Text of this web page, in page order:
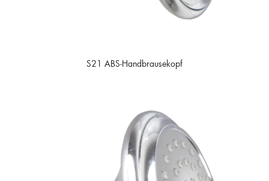
S21 ABS-Handbrausekopf